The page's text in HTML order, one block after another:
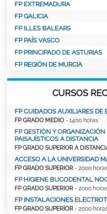
FP EXTREMADURA
FP GALICIA
FP ILLES BALEARS
FP PAÍS VASCO
FP PRINCIPADO DE ASTURIAS
FP REGIÓN DE MURCIA
CURSOS
FP CUIDADOS AUXILIARES DE
FP GRADO MEDIO - 1400 horas
FP GESTIÓN Y
PAISAJÍSTICOS A DISTANCIA
FP GRADO SUPERIOR A
ACCESO A LA UNIVERSIDAD
FP GRADO SUPERIOR - 2000
FP HIGIENE BUCODENTAL
FP GRADO SUPERIOR - 2000
FP INSTALACIONES
FP GRADO SUPERIOR - 2000